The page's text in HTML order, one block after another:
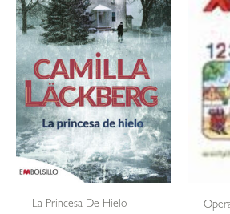
La Princesa De Hielo